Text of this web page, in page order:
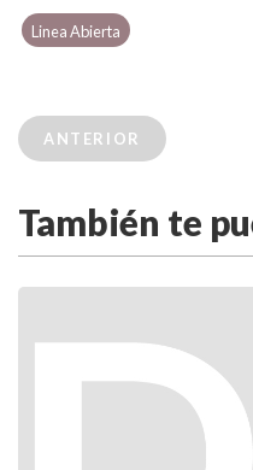
Linea Abierta
ANTERIOR
También te